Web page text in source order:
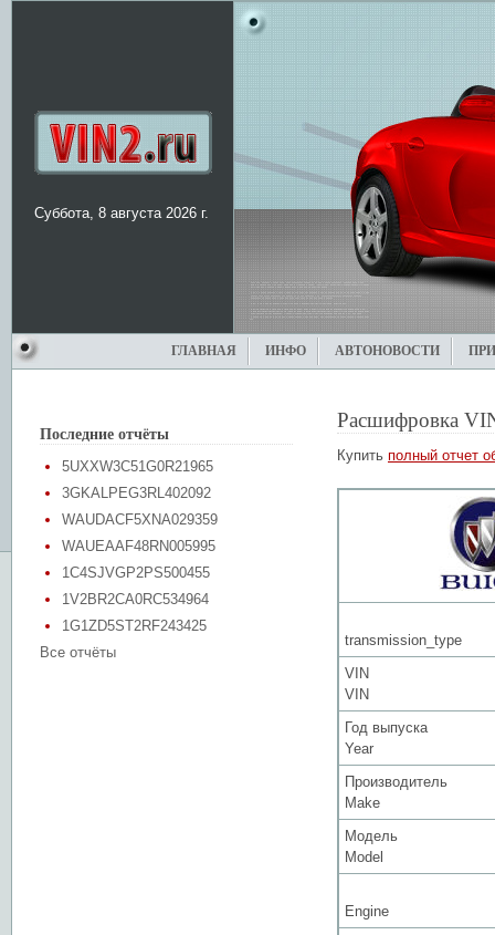
Суббота, 8 августа 2026 г.
ГЛАВНАЯ ИНФО АВТОНОВОСТИ
Последние отчёты
5UXXW3C51G0R21965
3GKALPEG3RL402092
WAUDACF5XNA029359
WAUEAAF48RN005995
1C4SJVGP2PS500455
1V2BR2CA0RC534964
1G1ZD5ST2RF243425
Все отчёты
Расшифровка
Купить полный отчет
transmission_type
VIN
VIN
Год выпуска
Year
Производитель
Make
Модель
Model
Engine